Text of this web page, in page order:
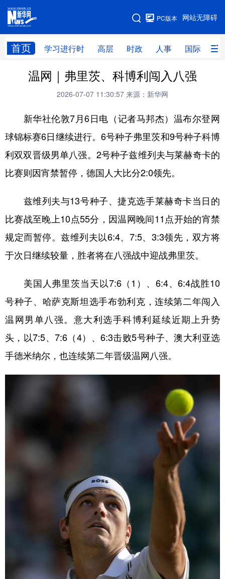
网站无障碍
PC版本
首页 学习进行时 高层 时政 人事 国际 财
网站地图
学习进行时 高层 时政 人事
财经 网评
台湾 思客智库 全球连线 教育
科技 科创 量子 体育
文化 书画 健康 军事
法律 中央文件 金融 汽车
食品 人居 信息化 数字经济
学术中国 乡村振兴 溯源中国
彩票 娱乐 时尚 悦读
公益 一带一路 亚太网 上市公司
山西
江苏
江西
湖南
贵州
宁夏
内蒙古 黑龙江
多语种频道
温网｜弗里茨、科博利闯入八强
2026-07-07 11:30:57 来源：新华网
新华社伦敦7月6日电（记者马邦杰）温布尔登网
球锦标赛6日继续进行。6号种子弗里茨和9号种子科博
利双双晋级男单八强。2号种子兹维列夫与莱赫奇卡的
比赛则因宵禁暂停，德国人大比分2:0领先。
兹维列夫与13号种子、捷克选手莱赫奇卡当日的
比赛战至晚上10点55分，因温网晚间11点开始的宵禁
规定而暂停。兹维列夫以6:4、7:5、3:3领先，双方将
于次日继续较量，胜者将在八强战中迎战弗里茨。
美国人弗里茨当天以7:6（1）、6:4、6:4战胜10
号种子、哈萨克斯坦选手布勃利克，连续第二年闯入
温网男单八强。意大利选手科博利延续近期上升势
头，以7:5、7:6（4）、6:3击败5号种子、澳大利亚选
手德米纳尔，也连续第二年晋级温网八强。